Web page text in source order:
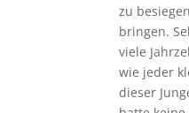
zu
bringen.
viele
wie jeder
dieser